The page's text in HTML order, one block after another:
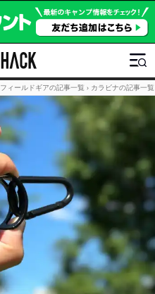
フィールドギアの記事一覧 › カラビナの記事一覧